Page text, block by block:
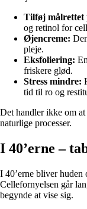
Tilføj målrettet
og retinol for
Øjencreme:
pleje.
Eksfoliering:
friskere glød.
Stress mindre:
tid til ro og
Det handler ikke om
naturlige processer.
I 40’erne –
I 40’erne bliver huden
Cellefornyelsen går
begynde at vise sig.